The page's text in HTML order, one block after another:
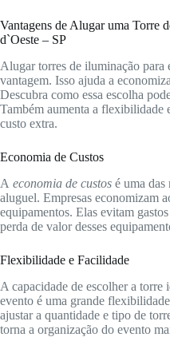
Vantagens de Alugar uma Torre
d`Oeste – SP
Alugar torres de iluminação para
vantagem. Isso ajuda a
Descubra como essa escolha
Também aumenta a flexibilidade
custo extra.
Economia de Custos
A economia de custos é uma das
aluguel. Empresas economizam
equipamentos. Elas evitam
perda de valor desses
Flexibilidade e Facilidade
A capacidade de escolher a torre
evento é uma grande
ajustar a quantidade e tipo de
torna a organização do evento